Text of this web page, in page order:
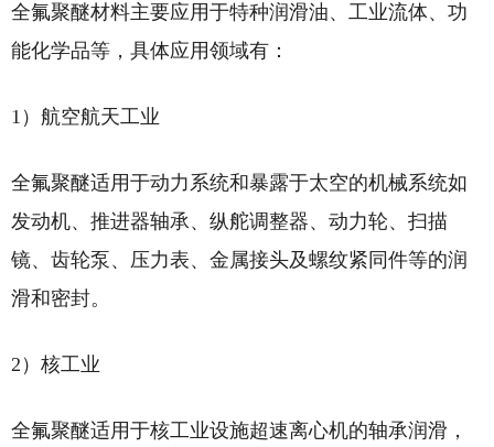
全氟聚醚材料主要应用于特种润滑油、工业流体、功
能化学品等，具体应用领域有：
1）航空航天工业
全氟聚醚适用于动力系统和暴露于太空的机械系统如
发动机、推进器轴承、纵舵调整器、动力轮、扫描
镜、齿轮泵、压力表、金属接头及螺纹紧同件等的润
滑和密封。
2）核工业
全氟聚醚适用于核工业设施超速离心机的轴承润滑，